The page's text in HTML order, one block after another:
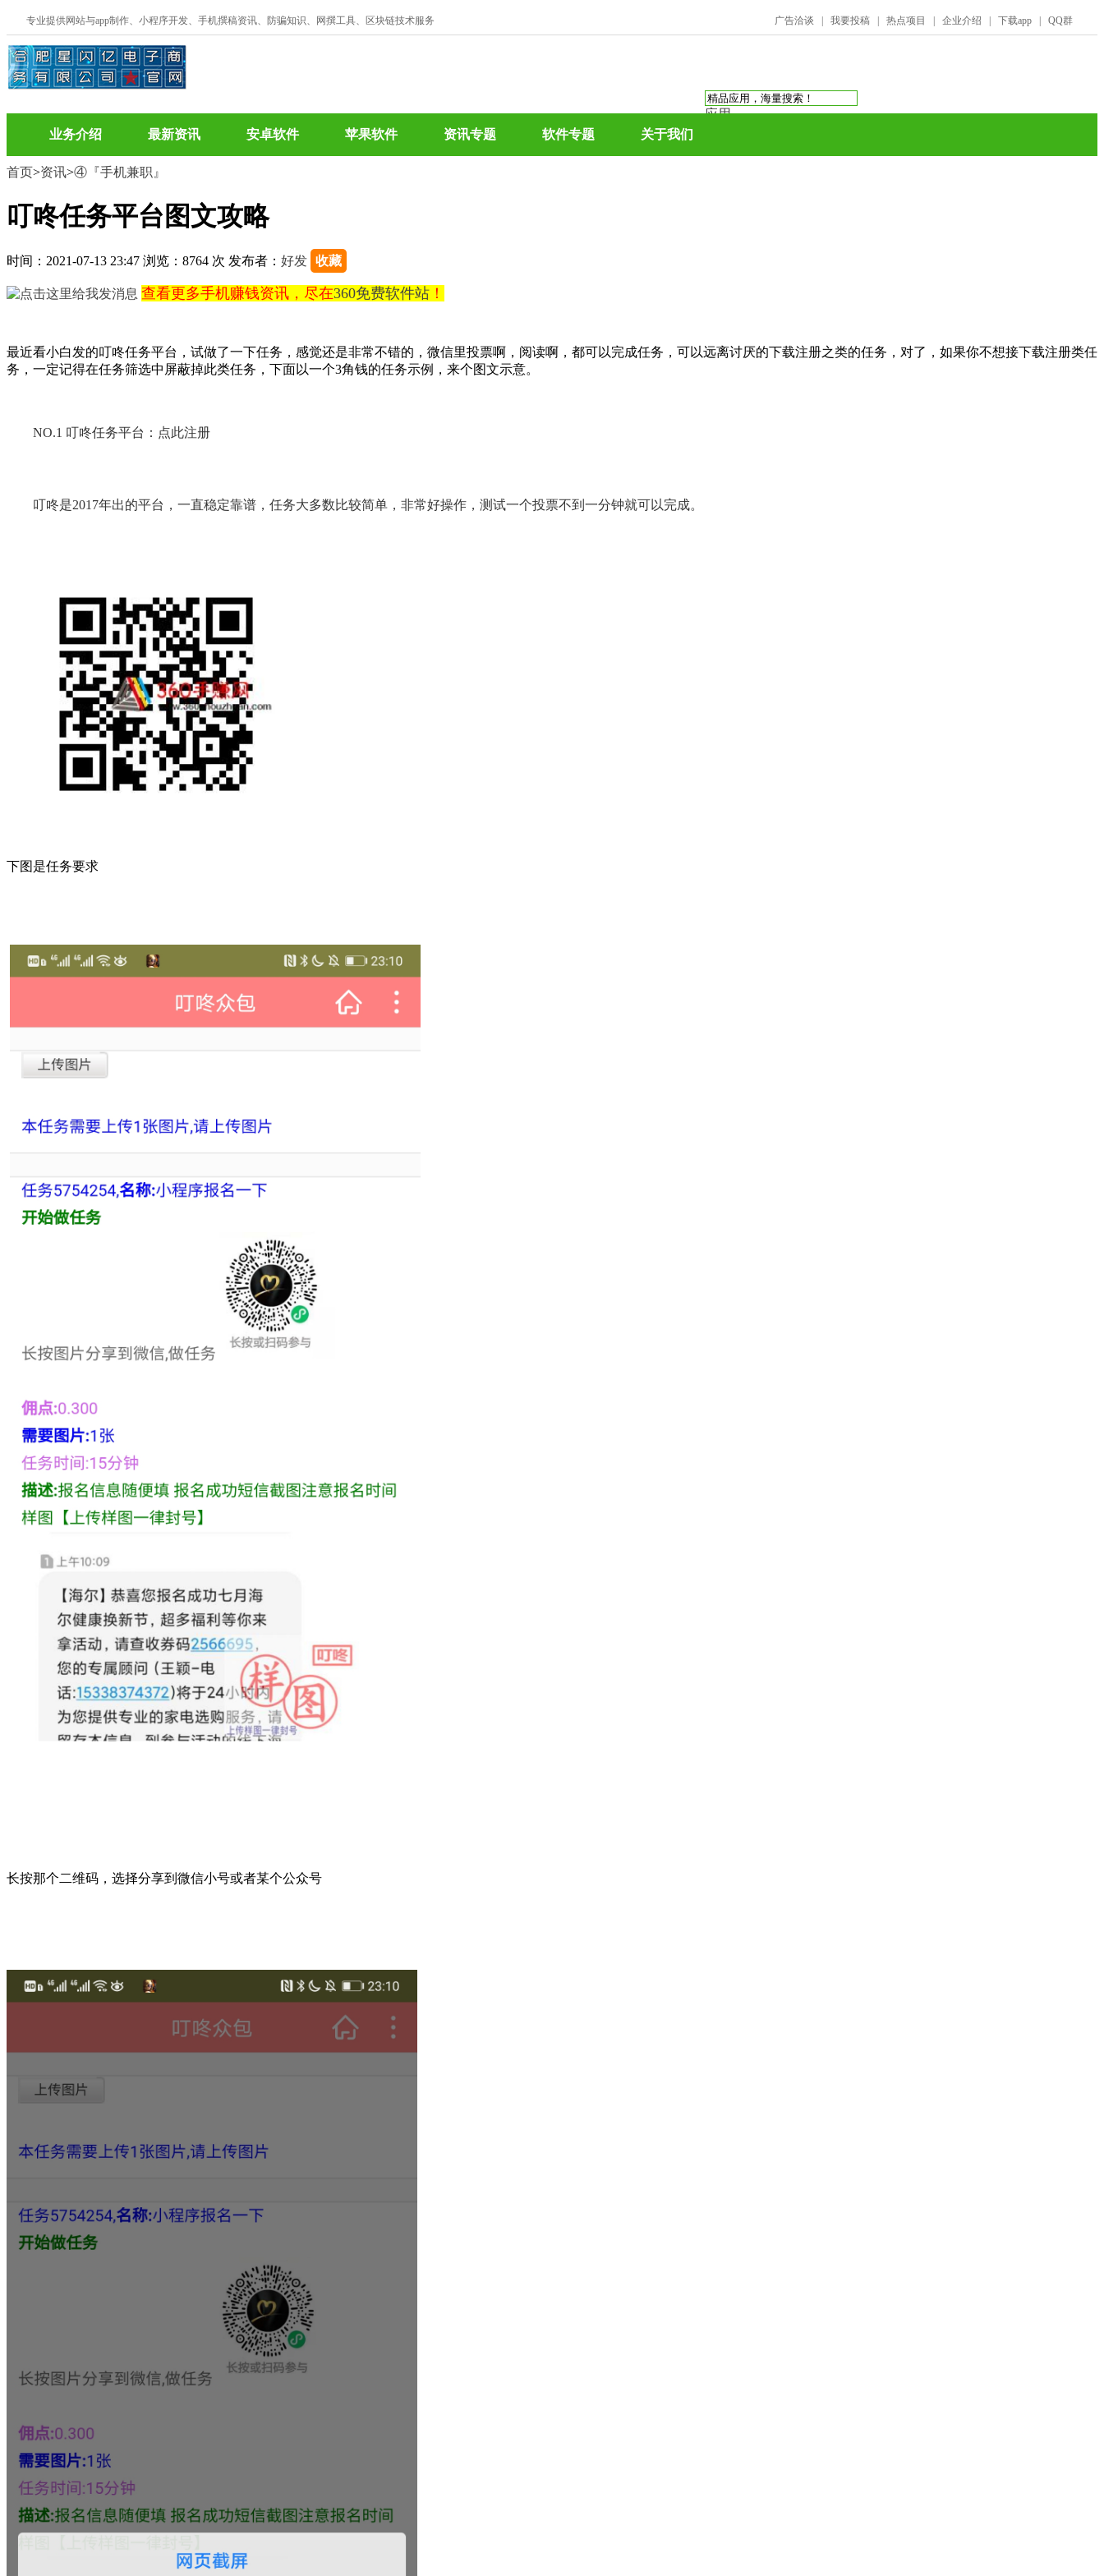
专业提供网站与app制作、小程序开发、手机撰稿资讯、防骗知识、网撰工具、区块链技术服务 广告洽谈 我要投稿 热点项目 企业介绍 下载app QQ群
应用
业务介绍 最新资讯 安卓软件 苹果软件 资讯专题 软件专题 关于我们
首页>资讯>④『手机兼职』
叮咚任务平台图文攻略
时间：2021-07-13 23:47 浏览：8764 次 发布者： 好发 收藏
查看更多手机赚钱资讯，尽在360免费软件站 ！
最近看小白发的叮咚任务平台，试做了一下任务，感觉还是非常不错的，微信里投票啊，阅读啊，都可以完成任务，可以远离讨厌的下载注册之类的任务，对了，如果你不想接下载注册类任
务，一定记得在任务筛选中屏蔽掉此类任务，下面以一个3角钱的任务示例，来个图文示意。
NO.1 叮咚任务平台：点此注册
叮咚是2017年出的平台，一直稳定靠谱，任务大多数比较简单，非常好操作，测试一个投票不到一分钟就可以完成。
下图是任务要求
长按那个二维码，选择分享到微信小号或者某个公众号